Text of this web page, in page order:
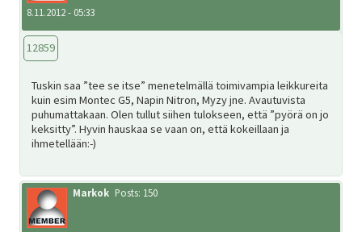
8.11.2012 - 05:33
12859
Tuskin saa ”tee se itse” menetelmällä toimivampia leikkureita
kuin esim Montec G5, Napin Nitron, Myzy jne. Avautuvista
puhumattakaan. Olen tullut siihen tulokseen, että ”pyörä on jo
keksitty”. Hyvin hauskaa se vaan on, että kokeillaan ja
ihmetellään:-)
Markok Posts: 150